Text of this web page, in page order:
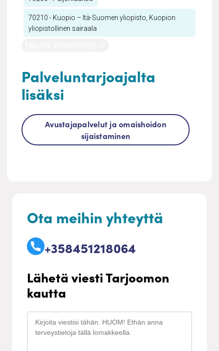
70210 - Kuopio – Itä-Suomen yliopisto, Kuopion
yliopistollinen sairaala
Palveluntarjoajalta
lisäksi
Avustajapalvelut ja omaishoidon
sijaistaminen
Ota meihin yhteyttä
+358451218064
Lähetä viesti Tarjoomon
kautta